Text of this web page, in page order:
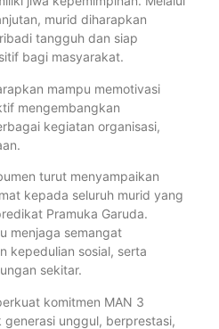
murid diharapkan
tangguh dan siap
bagi masyarakat.
mampu memotivasi
mengembangkan
kegiatan organisasi,
turut menyampaikan
kepada seluruh murid yang
Pramuka Garuda.
menjaga semangat
kepedulian sosial, serta
sekitar.
komitmen MAN 3
generasi unggul, berprestasi,